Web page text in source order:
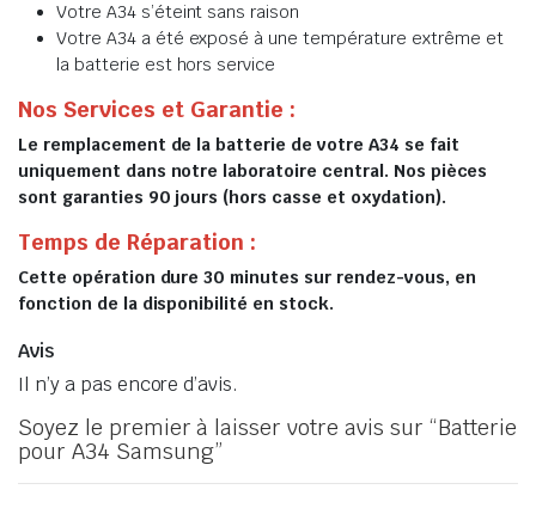
Votre A34 s’éteint sans raison
Votre A34 a été exposé à une température extrême et
la batterie est hors service
Nos Services et Garantie :
Le remplacement de la batterie de votre A34 se fait
uniquement dans notre laboratoire central. Nos pièces
sont garanties 90 jours (hors casse et oxydation).
Temps de Réparation :
Cette opération dure 30 minutes sur rendez-vous, en
fonction de la disponibilité en stock.
Avis
Il n’y a pas encore d’avis.
Soyez le premier à laisser votre avis sur “Batterie
pour A34 Samsung”